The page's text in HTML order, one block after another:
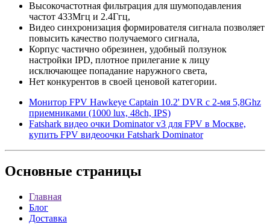
Высокочастотная фильтрация для шумоподавления
частот 433Мгц и 2.4Ггц,
Видео синхронизация формирователя сигнала позволяет
повысить качество получаемого сигнала,
Корпус частично обрезинен, удобный ползунок
настройки IPD, плотное прилегание к лицу
исключающее попадание наружного света,
Нет конкурентов в своей ценовой категории.
Монитор FPV Hawkeye Captain 10.2' DVR с 2-мя 5,8Ghz
приемниками (1000 lux, 48ch, IPS)
Fatshark видео очки Dominator v3 для FPV в Москве,
купить FPV видеоочки Fatshark Dominator
Основные страницы
Главная
Блог
Доставка